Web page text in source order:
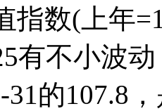
指数(上年
有不小波
31的107.8